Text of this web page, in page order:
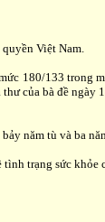
Việt Nam.
180/133 trong
của bà đề ngày
năm tù và ba
trạng sức khỏe